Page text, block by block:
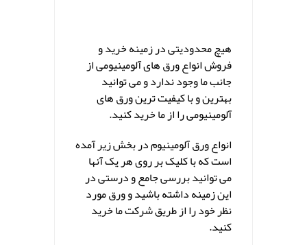
هیچ محدودیتی در زمینه خرید و
فروش انواع ورق های آلومینیومی از
جانب ما وجود ندارد و می توانید
بهترین و با کیفیت ترین ورق های
آلومینیومی را از ما خرید کنید.
انواع ورق آلومینیوم در بخش زیر آمده
است که با کلیک بر روی هر یک آنها
می توانید بررسی جامع و درستی در
این زمینه داشته باشید و ورق مورد
نظر خود را از طریق شرکت ما خرید
کنید.